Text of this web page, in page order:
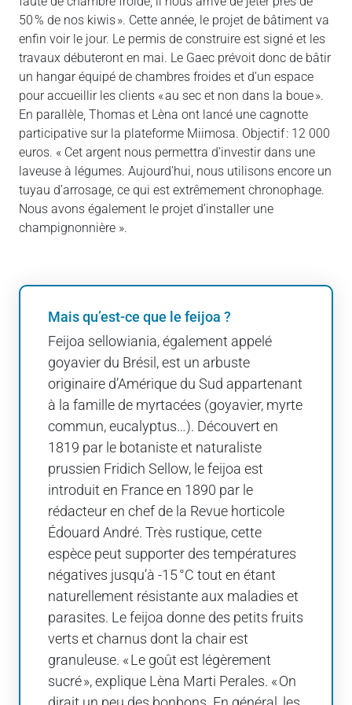
50 % de nos kiwis ». Cette année, le projet de bâtiment va
enfin voir le jour. Le permis de construire est signé et les
travaux débuteront en mai. Le Gaec prévoit donc de bâtir
un hangar équipé de chambres froides et d’un espace
pour accueillir les clients « au sec et non dans la boue ».
En parallèle, Thomas et Lèna ont lancé une cagnotte
participative sur la plateforme Miimosa. Objectif : 12 000
euros. « Cet argent nous permettra d’investir dans une
laveuse à légumes. Aujourd’hui, nous utilisons encore un
tuyau d’arrosage, ce qui est extrêmement chronophage.
Nous avons également le projet d’installer une
champignonnière ».
Mais qu’est-ce que le feijoa ?
Feijoa sellowiania, également appelé
goyavier du Brésil, est un arbuste
originaire d’Amérique du Sud appartenant
à la famille de myrtacées (goyavier, myrte
commun, eucalyptus…). Découvert en
1819 par le botaniste et naturaliste
prussien Fridich Sellow, le feijoa est
introduit en France en 1890 par le
rédacteur en chef de la Revue horticole
Édouard André. Très rustique, cette
espèce peut supporter des températures
négatives jusqu’à -15 °C tout en étant
naturellement résistante aux maladies et
parasites. Le feijoa donne des petits fruits
verts et charnus dont la chair est
granuleuse. « Le goût est légèrement
sucré », explique Lèna Marti Perales. « On